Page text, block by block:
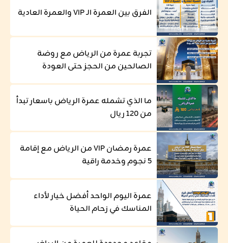
الفرق بين العمرة الـ VIP والعمرة العادية
تجربة عمرة من الرياض مع روضة
الصالحين من الحجز حتى العودة
ما الذي تشمله عمرة الرياض باسعار تبدأ
من 120 ريال
عمرة رمضان VIP من الرياض مع إقامة
5 نجوم وخدمة راقية
عمرة اليوم الواحد أفضل خيار لأداء
المناسك في زحام الحياة